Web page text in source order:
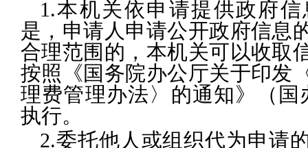
1.本机关依申请提供政府
是，申请人申请公开政府信息
合理范围的，本机关可以收取
按照《国务院办公厅关于印发
理费管理办法〉的通知》（国
执行。
2.委托他人或组织代为申请